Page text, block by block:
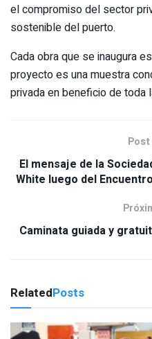
el compromiso del sector
sostenible del puerto.
Cada obra que se inaugura
proyecto es una muestra
privada en beneficio de toda
Post
El mensaje de la
White luego del
Caminata guiada y
RelatedPosts